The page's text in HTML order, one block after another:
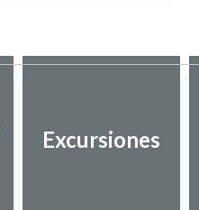
Excursiones